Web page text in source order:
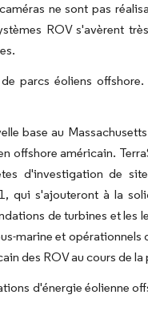
ne sont pas
ROV s'avèrent
parcs éoliens
base au
offshore américain.
d'investigation de
qui s'ajouteront à la
de turbines et les
marine et opérationnels
des ROV au cours de
d'énergie éolienne